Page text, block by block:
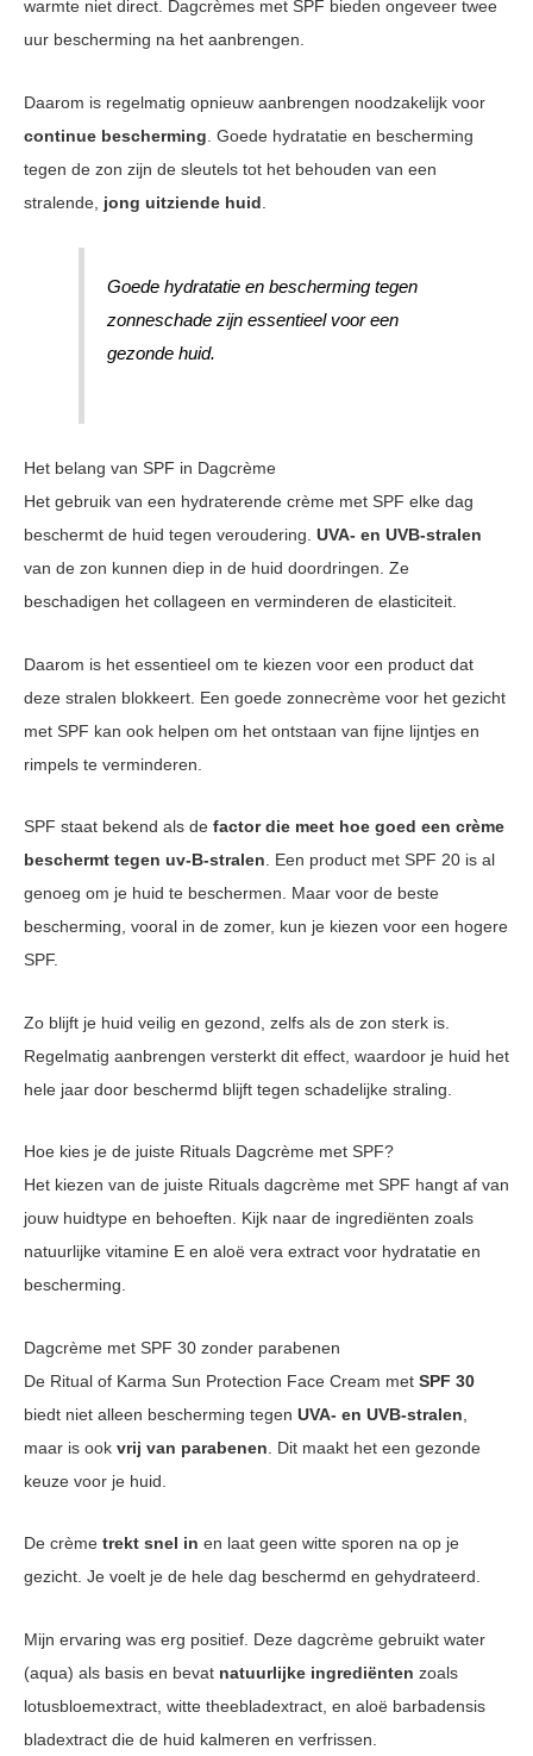
warmte niet direct. Dagcrèmes met SPF bieden ongeveer twee
uur bescherming na het aanbrengen.
Daarom is regelmatig opnieuw aanbrengen noodzakelijk voor
continue bescherming . Goede hydratatie en bescherming
tegen de zon zijn de sleutels tot het behouden van een
stralende, jong uitziende huid
Goede hydratatie en bescherming tegen
zonneschade zijn essentieel voor een
gezonde huid.
Het belang van SPF in Dagcrème
Het gebruik van een hydraterende crème met SPF elke dag
beschermt de huid tegen veroudering. UVA- en UVB-stralen
van de zon kunnen diep in de huid doordringen. Ze
beschadigen het collageen en verminderen de elasticiteit.
Daarom is het essentieel om te kiezen voor een product dat
deze stralen blokkeert. Een goede zonnecrème voor het gezicht
met SPF kan ook helpen om het ontstaan van fijne lijntjes en
rimpels te verminderen.
SPF staat bekend als de factor die meet hoe goed een crème
beschermt tegen uv-B-stralen. Een product met SPF 20 is al
genoeg om je huid te beschermen. Maar voor de beste
bescherming, vooral in de zomer, kun je kiezen voor een hogere
SPF.
Zo blijft je huid veilig en gezond, zelfs als de zon sterk is.
Regelmatig aanbrengen versterkt dit effect, waardoor je huid het
hele jaar door beschermd blijft tegen schadelijke straling.
Hoe kies je de juiste Rituals Dagcrème met SPF?
Het kiezen van de juiste Rituals dagcrème met SPF hangt af van
jouw huidtype en behoeften. Kijk naar de ingrediënten zoals
natuurlijke vitamine E en aloë vera extract voor hydratatie en
bescherming.
Dagcrème met SPF 30 zonder parabenen
De Ritual of Karma Sun Protection Face Cream met SPF 30
biedt niet alleen bescherming tegen UVA- en UVB-stralen
maar is ook vrij van parabenen . Dit maakt het een gezonde
keuze voor je huid.
De crème trekt snel in en laat geen witte sporen na op je
gezicht. Je voelt je de hele dag beschermd en gehydrateerd.
Mijn ervaring was erg positief. Deze dagcrème gebruikt water
(aqua) als basis en bevat natuurlijke ingrediënten zoals
lotusbloemextract, witte theebladextract, en aloë barbadensis
bladextract die de huid kalmeren en verfrissen.